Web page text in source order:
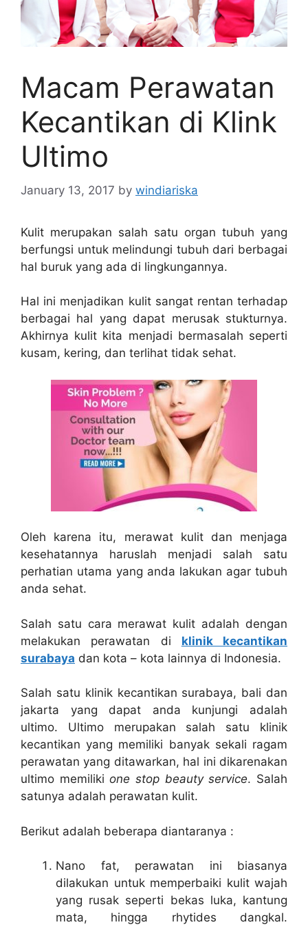
Macam Perawatan
Kecantikan di Klink
Ultimo
January 13, 2017 by windiariska
Kulit merupakan salah satu organ tubuh yang
berfungsi untuk melindungi tubuh dari berbagai
hal buruk yang ada di lingkungannya.
Hal ini menjadikan kulit sangat rentan terhadap
berbagai hal yang dapat merusak stukturnya.
Akhirnya kulit kita menjadi bermasalah seperti
kusam, kering, dan terlihat tidak sehat.
Oleh karena itu, merawat kulit dan menjaga
kesehatannya haruslah menjadi salah satu
perhatian utama yang anda lakukan agar tubuh
anda sehat.
Salah satu cara merawat kulit adalah dengan
melakukan perawatan di klinik kecantikan
surabaya dan kota – kota lainnya di Indonesia.
Salah satu klinik kecantikan surabaya, bali dan
jakarta yang dapat anda kunjungi adalah
ultimo. Ultimo merupakan salah satu klinik
kecantikan yang memiliki banyak sekali ragam
perawatan yang ditawarkan, hal ini dikarenakan
ultimo memilikione stop beauty service. Salah
satunya adalah perawatan kulit.
Berikut adalah beberapa diantaranya :
Nano fat, perawatan ini biasanya
dilakukan untuk memperbaiki kulit wajah
yang rusak seperti bekas luka, kantung
mata, hingga rhytides dangkal.